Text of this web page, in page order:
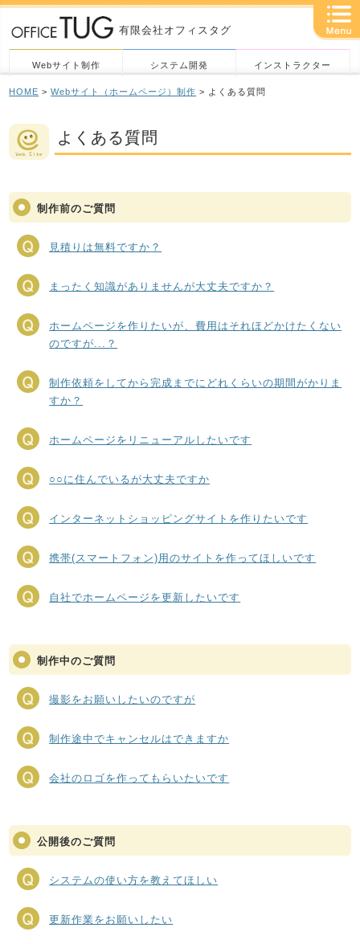
有限会社オフィスタグ
Webサイト制作 システム開発 インストラクター
HOME >Webサイト（ホームページ）制作 > よくある質問
よくある質問
制作前のご質問
見積りは無料ですか？
まったく知識がありませんが大丈夫ですか？
ホームページを作りたいが、費用はそれほどかけたくない
のですが...？
制作依頼をしてから完成までにどれくらいの期間がかりま
すか？
ホームページをリニューアルしたいです
○○に住んでいるが大丈夫ですか
インターネットショッピングサイトを作りたいです
携帯(スマートフォン)用のサイトを作ってほしいです
自社でホームページを更新したいです
制作中のご質問
撮影をお願いしたいのですが
制作途中でキャンセルはできますか
会社のロゴを作ってもらいたいです
公開後のご質問
システムの使い方を教えてほしい
更新作業をお願いしたい